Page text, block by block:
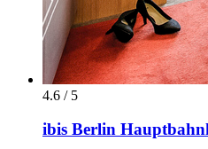
4.6 / 5
ibis Berlin